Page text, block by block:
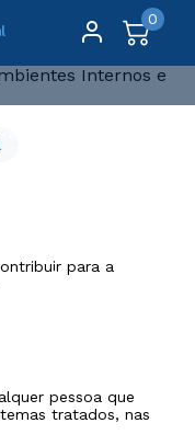
0
Internos e
para a
pessoa que
tratados, nas